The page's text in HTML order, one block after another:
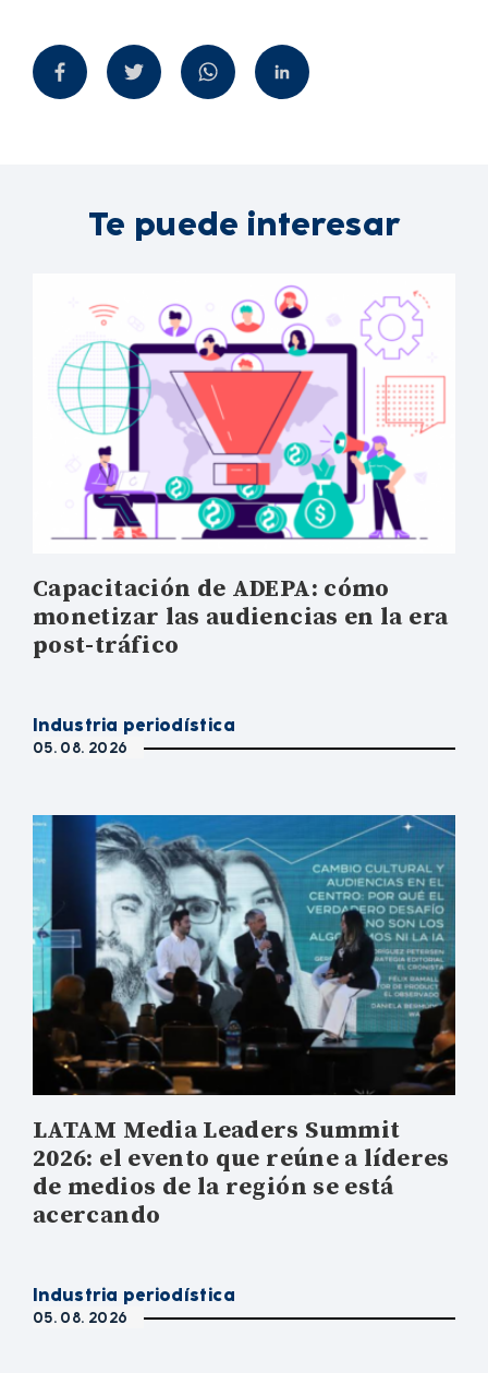
Te puede interesar
Capacitación de ADEPA: cómo
monetizar las audiencias en la era
post-tráfico
Industria periodística
05. 08. 2026
LATAM Media Leaders Summit
2026: el evento que reúne a líderes
de medios de la región se está
acercando
Industria periodística
05. 08. 2026